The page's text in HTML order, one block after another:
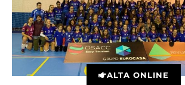
ALTA ONLINE